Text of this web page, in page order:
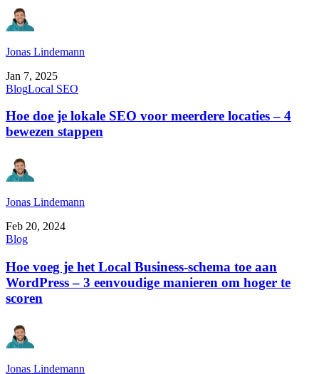
Jonas Lindemann
Jan 7, 2025
BlogLocal SEO
Hoe doe je lokale SEO voor meerdere locaties – 4
bewezen stappen
Jonas Lindemann
Feb 20, 2024
Blog
Hoe voeg je het Local Business-schema toe aan
WordPress – 3 eenvoudige manieren om hoger te
scoren
Jonas Lindemann